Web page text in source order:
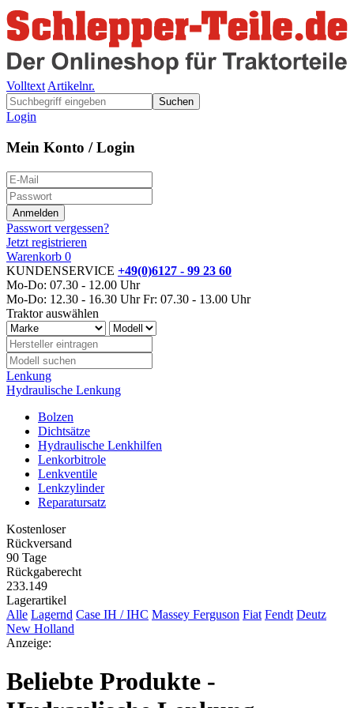
Volltext Artikelnr.
Suchen
Login
Mein Konto / Login
Passwort vergessen?
Jetzt registrieren
Warenkorb 0
KUNDENSERVICE +49(0)6127 - 99 23 60
Mo-Do: 07.30 - 12.00 Uhr
Mo-Do: 12.30 - 16.30 Uhr Fr: 07.30 - 13.00 Uhr
Traktor auswählen
Lenkung
Hydraulische Lenkung
Bolzen
Dichtsätze
Hydraulische Lenkhilfen
Lenkorbitrole
Lenkventile
Lenkzylinder
Reparatursatz
Kostenloser
Rückversand
90 Tage
Rückgaberecht
233.149
Lagerartikel
Alle Lagernd Case IH / IHC Massey Ferguson Fiat Fendt Deutz
New Holland
Anzeige:
Beliebte Produkte -